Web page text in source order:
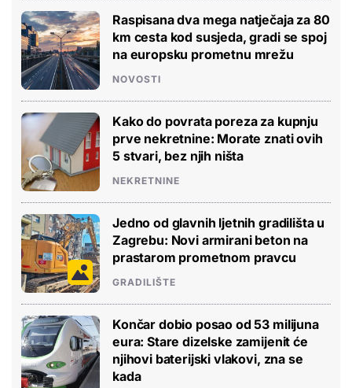
Raspisana dva mega natječaja za 80
km cesta kod susjeda, gradi se spoj
na europsku prometnu mrežu
NOVOSTI
Kako do povrata poreza za kupnju
prve nekretnine: Morate znati ovih
5 stvari, bez njih ništa
NEKRETNINE
Jedno od glavnih ljetnih gradilišta u
Zagrebu: Novi armirani beton na
prastarom prometnom pravcu
GRADILIŠTE
Končar dobio posao od 53 milijuna
eura: Stare dizelske zamijenit će
njihovi baterijski vlakovi, zna se
kada